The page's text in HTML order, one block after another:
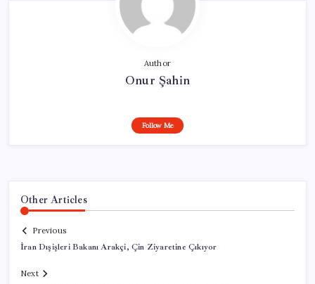
Author
Onur Şahin
Follow Me
Other Articles
Previous
İran Dışişleri Bakanı Arakçi, Çin Ziyaretine Çıkıyor
Next